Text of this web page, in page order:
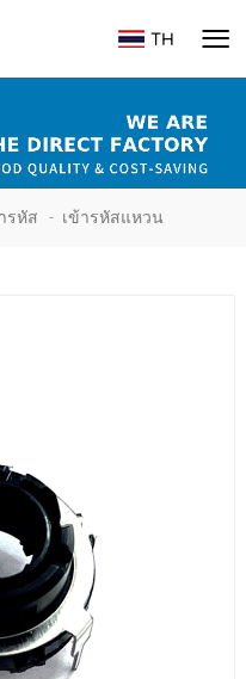
TH
รหัส - เข้ารหัสแหวน